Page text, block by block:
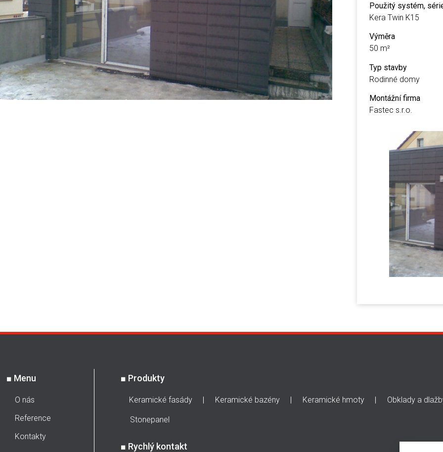
Použitý systém,
Kera Twin K15
Výměra
50 m²
Typ stavby
Rodinné domy
Montážní firma
Fastec s.r.o.
■ Menu
O nás
Reference
Kontakty
■ Produkty
Keramické fasády Keramické bazény Keramické hmoty Obklady a
Stonepanel
■ Rychlý kontakt